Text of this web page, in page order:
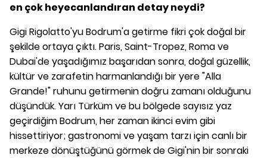
en çok heyecanlandıran detay neydi?
Gigi Rigolatto'yu Bodrum'a getirme fikri çok doğal bir
şekilde ortaya çıktı. Paris, Saint-Tropez, Roma ve
Dubai'de yaşadığımız başarıdan sonra, doğal güzellik,
kültür ve zarafetin harmanlandığı bir yere "Alla
Grande!" ruhunu getirmenin doğru zamanı olduğunu
düşündük. Yarı Türküm ve bu bölgede sayısız yaz
geçirdiğim Bodrum, her zaman ikinci evim gibi
hissettiriyor; gastronomi ve yaşam tarzı için canlı bir
merkeze dönüştüğünü görmek de Gigi'nin bir sonraki